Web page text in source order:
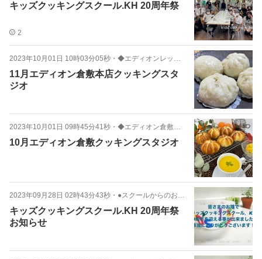
キッズクッキングスクール.KH 20周年祭
2
2023年10月01日 10時03分05秒 ・ ◆エディオンレッスンお知らせ
11月エディオン倉敷本店クッキングスタ
ジオ
2023年10月01日 09時45分41秒 ・ ◆エディオン倉敷レッスン風景
10月エディオン倉敷クッキングスタジオ
2023年09月28日 02時43分43秒 ・ ●スクールからのお知らせ
キッズクッキングスクール.KH 20周年祭
お知らせ